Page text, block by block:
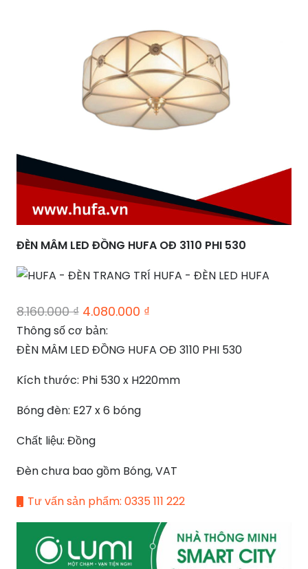
ĐÈN MÂM LED ĐỒNG HUFA OĐ 3110 PHI 530
8.160.000₫ Giá
gốc
là:
4.080.000 ₫
tại
4.080.000 ₫.
Thông số cơ bản:
ĐÈN MÂM LED ĐỒNG HUFA OĐ 3110 PHI 530
Kích thước: Phi 530 x H220mm
Bóng đèn: E27 x 6 bóng
Chất liệu: Đồng
Đèn chưa bao gồm Bóng, VAT
Tư vấn sản phẩm: 0335 111 222